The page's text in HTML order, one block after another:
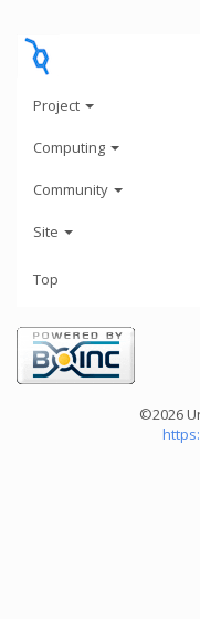
Project
Computing
Community
Site
Top
©2026